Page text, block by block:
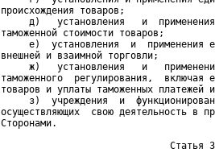
происхождения товаров;
д)   установления   и
таможенной стоимости товаров;
е)  установления  и  применения
внешней и взаимной торговли;
ж)   установления   и
таможенного  регулирования,  включая
товаров и уплаты таможенных платежей
з)  учреждения  и
осуществляющих  свою деятельность в
Сторонами.
                              Статья 3